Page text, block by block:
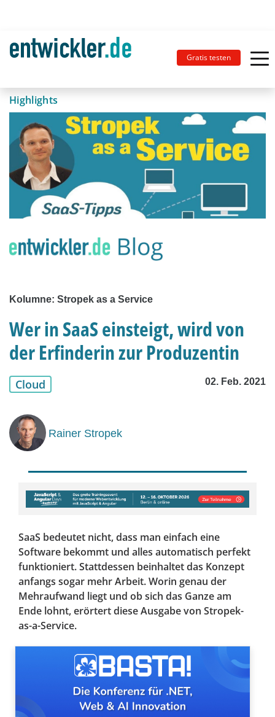
Gratis testen
Highlights
Kolumne: Stropek as a Service
Wer in SaaS einsteigt, wird von
der Erfinderin zur Produzentin
Cloud 02. Feb. 2021
Rainer Stropek
SaaS bedeutet nicht, dass man einfach eine
Software bekommt und alles automatisch perfekt
funktioniert. Stattdessen beinhaltet das Konzept
anfangs sogar mehr Arbeit. Worin genau der
Mehraufwand liegt und ob sich das Ganze am
Ende lohnt, erörtert diese Ausgabe von Stropek-
as-a-Service.